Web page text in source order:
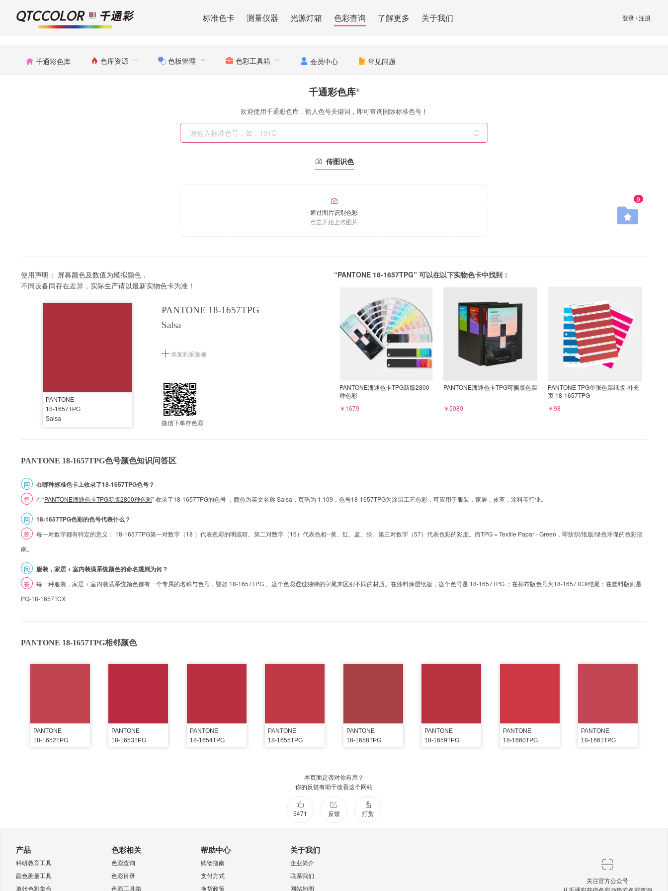
标准色卡 测量仪器 光源灯箱 色彩查询 了解更多 关于我们 登录/注册
千通彩色库 色库资源 色板管理 色彩工具箱 会员中心 常见问题
0
千通彩色库®
欢迎使用千通彩色库，输入色号关键词，即可查询国际标准色号！
传图识色
通过图片识别色彩
点击开始上传图片
使用声明： 屏幕颜色及数值为模拟颜色，
不同设备间存在差异，实际生产请以最新实物色卡为准！
PANTONE
18-1657TPG
Salsa
PANTONE 18-1657TPG
Salsa
添加到采集板
微信下单存色彩
“PANTONE 18-1657TPG” 可以在以下实物色卡中找到：
PANTONE潘通色卡TPG新版2800
种色彩
￥1679
PANTONE潘通色卡TPG可撕版色票
￥5080
PANTONE TPG单张色票纸版-补充
页 18-1657TPG
￥98
PANTONE 18-1657TPG色号颜色知识问答区
问 在哪种标准色卡上收录了18-1657TPG色号？
答 在“PANTONE潘通色卡TPG新版2800种色彩” 收录了18-1657TPG的色号 ，颜色为英文名称 Salsa，页码为 1.109，色号18-1657TPG为涂层工艺色彩，可应用于服装，家居，皮革，涂料等行业。
问 18-1657TPG色彩的色号代表什么？
答
每一对数字都有特定的意义： 18-1657TPG第一对数字（18 ）代表色彩的明或暗。第二对数字（16）代表色相--黄、红、蓝、绿。第三对数字（57）代表色彩的彩度。而TPG = Textile Papar - Green，即纺织/纸版/绿色环保的色彩指
南。
问 服装，家居 + 室内装潢系统颜色的命名规则为何？
答
每一种服装，家居 + 室内装潢系统颜色都有一个专属的名称与色号，譬如 18-1657TPG 。这个色彩透过独特的字尾来区别不同的材质。在漆料涂层纸版，这个色号是 18-1657TPG ；在棉布版色号为18-1657TCX结尾；在塑料版则是
PQ-18-1657TCX
PANTONE 18-1657TPG相邻颜色
PANTONE
18-1652TPG
PANTONE
18-1653TPG
PANTONE
18-1654TPG
PANTONE
18-1655TPG
PANTONE
18-1658TPG
PANTONE
18-1659TPG
PANTONE
18-1660TPG
PANTONE
18-1661TPG
本页面是否对你有用？
你的反馈有助于改善这个网站
5471 反馈 打赏
产品
科研教育工具
颜色测量工具
单张色彩集合
色彩相关
色彩查询
色彩目录
色彩工具箱
帮助中心
购物指南
支付方式
换货政策
关于我们
企业简介
联系我们
网站地图
关注官方公众号